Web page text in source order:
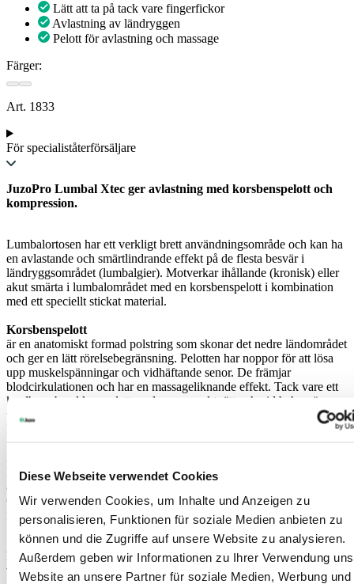
Diese Webseite verwendet Cookies
Wir verwenden Cookies, um Inhalte und Anzeigen zu
personalisieren, Funktionen für soziale Medien anbieten zu
können und die Zugriffe auf unsere Website zu analysieren.
Außerdem geben wir Informationen zu Ihrer Verwendung
Website an unsere Partner für soziale Medien, Werbung und
Lätt att ta på tack vare fingerfickor
Avlastning av ländryggen
Pelott för avlastning och massage
Färger:
Art. 1833
För specialiståterförsäljare
JuzoPro Lumbal Xtec ger avlastning med korsbenspelott och
kompression.
Lumbalortosen har ett verkligt brett användningsområde och kan ha
en avlastande och smärtlindrande effekt på de flesta besvär i
ländryggsområdet (lumbalgier). Motverkar ihållande (kronisk) eller
akut smärta i lumbalområdet med en korsbenspelott i kombination
med ett speciellt stickat material.
Korsbenspelott
är en anatomiskt formad polstring som skonar det nedre ländområdet
och ger en lätt rörelsebegränsning. Pelotten har noppor för att lösa
upp muskelspänningar och vidhäftande senor. De främjar
blodcirkulationen och har en massageliknande effekt. Tack vare ett
kardborreband kan pelotten placeras exakt rätt och vid behov även
tas bort. Den är även försedd med ett tvätt- och avtagbart
hygienöverdrag.
Lumbal Xtec har ett särskilt fast stickat material som ger stöd och
avlastning. Det stickade materialet stabiliseras av tunna skenor.
Ortosen finns i rak och formad modell för olika typer av figur och
midja.
För mer information gällande beställning, vänligen kontakta oss
via telefon eller e-post - se vår
kontaktinformation